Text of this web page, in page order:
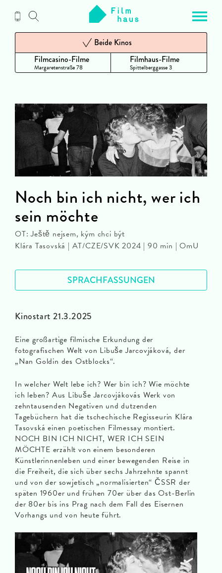
Inhalt
Filmcasino-Filme
Margaretenstraße 78
Beide Kinos
Filmhaus-Filme
Spittelberggasse 3
Kinostart 21.3.2025
Eine großartige filmische Erkundung der
fotografischen Welt von Libuše Jarcovjáková, der
„Nan Goldin des Ostblocks“.
In welcher Welt lebe ich? Wer bin ich? Wie möchte
ich leben? Aus Libuše Jarcovjákovás Werk von
zehntausenden Negativen und dutzenden
Tagebüchern hat die tschechische Regisseurin Klára
Tasovská einen poetischen Filmessay montiert.
NOCH BIN ICH NICHT, WER ICH SEIN
MÖCHTE erzählt von einem besonderen
Künstlerinnenleben und einer bewegenden Reise in
die Freiheit, die sich über sechs Jahrzehnte spannt
und von der sowjetisch „normalisierten“ČSSR der
späten 1960er und frühen 70er über das Ost-Berlin
der 80er bis ins Prag nach dem Fall des Eisernen
Vorhangs und von heute führt.
Noch bin ich nicht, wer ich
sein möchte
OT: Ještě nejsem, kým chci být
Klára Tasovská | AT/CZE/SVK 2024 | 90 min | OmU
SPRACHFASSUNGEN